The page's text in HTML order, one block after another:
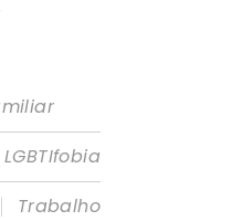
LGBTIfobia
|
Trabalho